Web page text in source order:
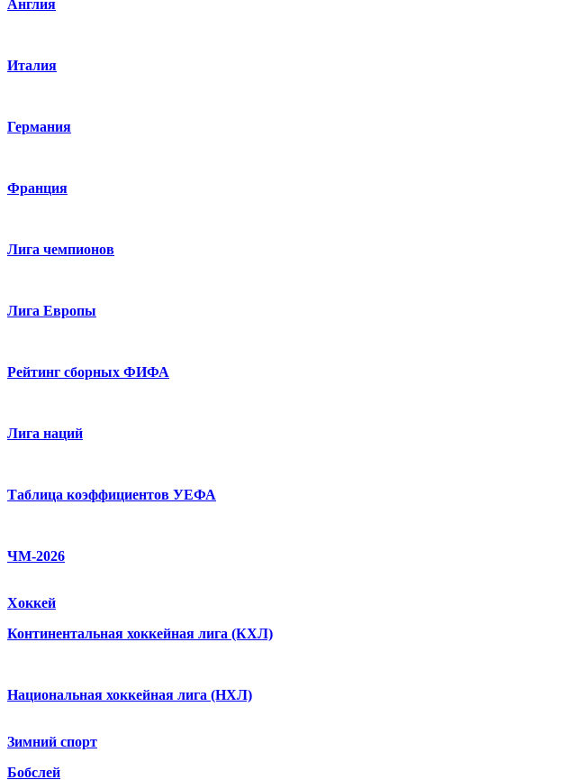
Англия
Италия
Германия
Франция
Лига чемпионов
Лига Европы
Рейтинг сборных ФИФА
Лига наций
Таблица коэффициентов УЕФА
ЧМ-2026
Хоккей
Континентальная хоккейная лига (КХЛ)
Национальная хоккейная лига (НХЛ)
Зимний спорт
Бобслей